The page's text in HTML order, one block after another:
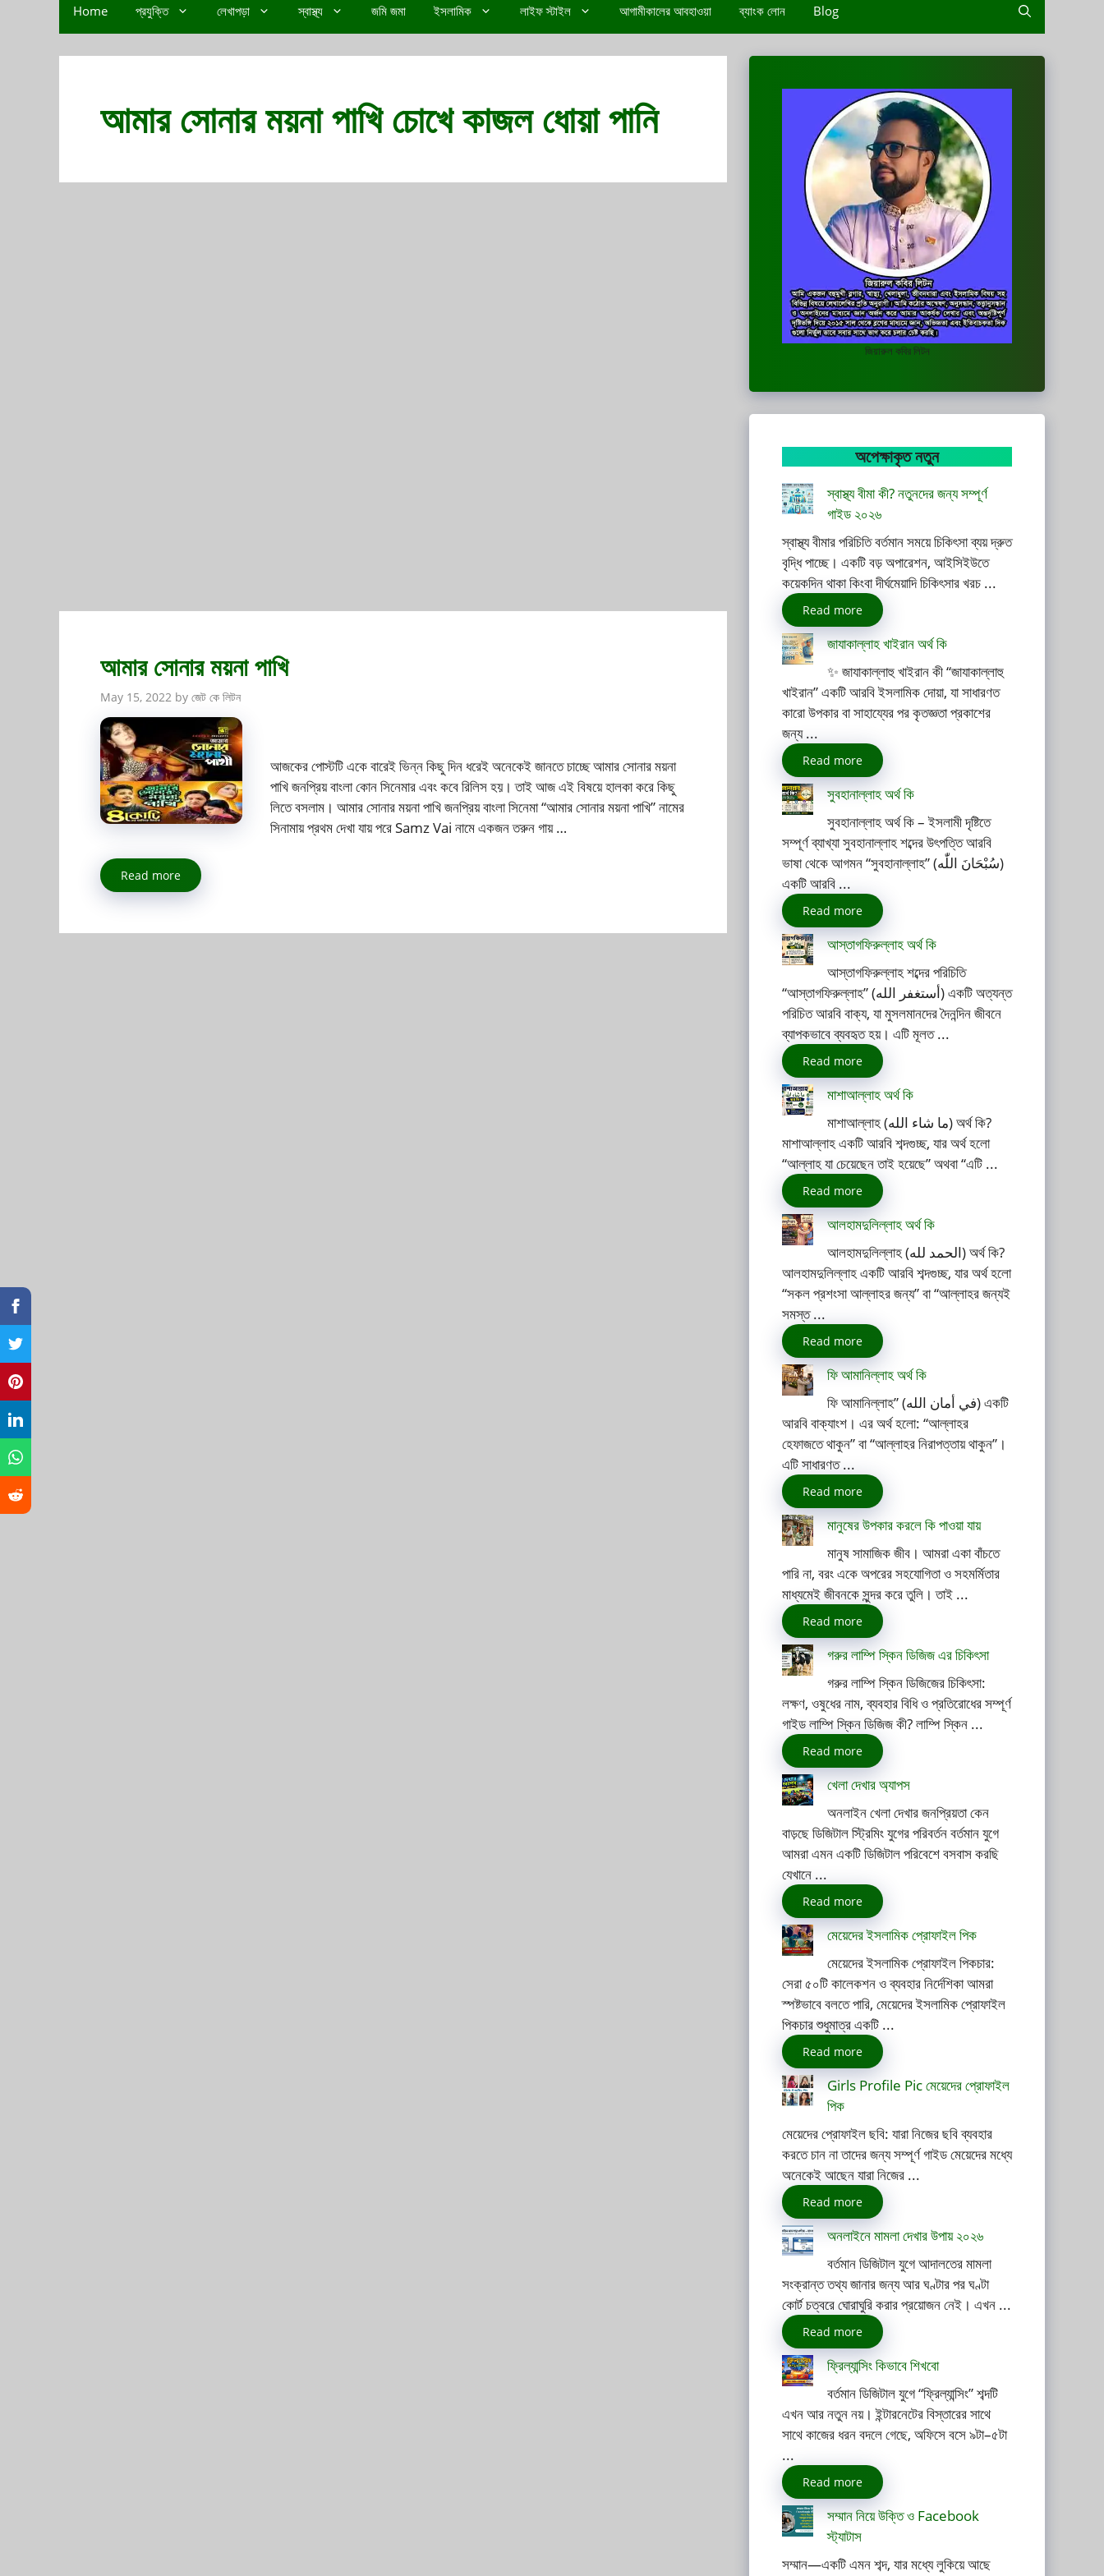
Home প্রযুক্তি লেখাপড়া স্বাস্থ্য জমি জমা ইসলামিক লাইফ স্টাইল আগামীকালের আবহাওয়া ব্যাংক লোন Blog
আমার সোনার ময়না পাখি চোখে কাজল ধোয়া পানি
আমার সোনার ময়না পাখি
May 15, 2022 by জেট কে লিটন
আজকের পোস্টটি একে বারেই ভিন্ন কিছু দিন ধরেই অনেকেই জানতে চাচ্ছে আমার সোনার ময়না
পাখি জনপ্রিয় বাংলা কোন সিনেমার এবং কবে রিলিস হয়। তাই আজ এই বিষয়ে হালকা করে কিছু
লিতে বসলাম। আমার সোনার ময়না পাখি জনপ্রিয় বাংলা সিনেমা “আমার সোনার ময়না পাখি” নামের
সিনামায় প্রথম দেখা যায় পরে Samz Vai নামে একজন তরুন গায় …
Read more
জিয়ারুল কবির লিটন
অপেক্ষাকৃত নতুন
স্বাস্থ্য বীমা কী? নতুনদের জন্য সম্পূর্ণ
গাইড ২০২৬
স্বাস্থ্য বীমার পরিচিতি বর্তমান সময়ে চিকিৎসা ব্যয় দ্রুত
বৃদ্ধি পাচ্ছে। একটি বড় অপারেশন, আইসিইউতে
কয়েকদিন থাকা কিংবা দীর্ঘমেয়াদি চিকিৎসার খরচ ...
Read more
জাযাকাল্লাহ খাইরান অর্থ কি
✨ জাযাকাল্লাহু খাইরান কী “জাযাকাল্লাহু
খাইরান” একটি আরবি ইসলামিক দোয়া, যা সাধারণত
কারো উপকার বা সাহায্যের পর কৃতজ্ঞতা প্রকাশের
জন্য ...
Read more
সুবহানাল্লাহ অর্থ কি
সুবহানাল্লাহ অর্থ কি – ইসলামী দৃষ্টিতে
সম্পূর্ণ ব্যাখ্যা সুবহানাল্লাহ শব্দের উৎপত্তি আরবি
ভাষা থেকে আগমন “সুবহানাল্লাহ” (سُبْحَانَ اللّٰه)
একটি আরবি ...
Read more
আস্তাগফিরুল্লাহ অর্থ কি
আস্তাগফিরুল্লাহ শব্দের পরিচিতি
“আস্তাগফিরুল্লাহ” (أستغفر الله) একটি অত্যন্ত
পরিচিত আরবি বাক্য, যা মুসলমানদের দৈনন্দিন জীবনে
ব্যাপকভাবে ব্যবহৃত হয়। এটি মূলত ...
Read more
মাশাআল্লাহ অর্থ কি
মাশাআল্লাহ (ما شاء الله) অর্থ কি?
মাশাআল্লাহ একটি আরবি শব্দগুচ্ছ, যার অর্থ হলো
“আল্লাহ যা চেয়েছেন তাই হয়েছে” অথবা “এটি ...
Read more
আলহামদুলিল্লাহ অর্থ কি
আলহামদুলিল্লাহ (الحمد لله) অর্থ কি?
আলহামদুলিল্লাহ একটি আরবি শব্দগুচ্ছ, যার অর্থ হলো
“সকল প্রশংসা আল্লাহর জন্য” বা “আল্লাহর জন্যই
সমস্ত ...
Read more
ফি আমানিল্লাহ অর্থ কি
ফি আমানিল্লাহ” (في أمان الله) একটি
আরবি বাক্যাংশ। এর অর্থ হলো: “আল্লাহর
হেফাজতে থাকুন” বা “আল্লাহর নিরাপত্তায় থাকুন”।
এটি সাধারণত ...
Read more
মানুষের উপকার করলে কি পাওয়া যায়
মানুষ সামাজিক জীব। আমরা একা বাঁচতে
পারি না, বরং একে অপরের সহযোগিতা ও সহমর্মিতার
মাধ্যমেই জীবনকে সুন্দর করে তুলি। তাই ...
Read more
গরুর লাম্পি স্কিন ডিজিজ এর চিকিৎসা
গরুর লাম্পি স্কিন ডিজিজের চিকিৎসা:
লক্ষণ, ওষুধের নাম, ব্যবহার বিধি ও প্রতিরোধের সম্পূর্ণ
গাইড লাম্পি স্কিন ডিজিজ কী? লাম্পি স্কিন ...
Read more
খেলা দেখার অ্যাপস
অনলাইন খেলা দেখার জনপ্রিয়তা কেন
বাড়ছে ডিজিটাল স্ট্রিমিং যুগের পরিবর্তন বর্তমান যুগে
আমরা এমন একটি ডিজিটাল পরিবেশে বসবাস করছি
যেখানে ...
Read more
মেয়েদের ইসলামিক প্রোফাইল পিক
মেয়েদের ইসলামিক প্রোফাইল পিকচার:
সেরা ৫০টি কালেকশন ও ব্যবহার নির্দেশিকা আমরা
স্পষ্টভাবে বলতে পারি, মেয়েদের ইসলামিক প্রোফাইল
পিকচার শুধুমাত্র একটি ...
Read more
Girls Profile Pic মেয়েদের প্রোফাইল
পিক
মেয়েদের প্রোফাইল ছবি: যারা নিজের ছবি ব্যবহার
করতে চান না তাদের জন্য সম্পূর্ণ গাইড মেয়েদের মধ্যে
অনেকেই আছেন যারা নিজের ...
Read more
অনলাইনে মামলা দেখার উপায় ২০২৬
বর্তমান ডিজিটাল যুগে আদালতের মামলা
সংক্রান্ত তথ্য জানার জন্য আর ঘণ্টার পর ঘণ্টা
কোর্ট চত্বরে ঘোরাঘুরি করার প্রয়োজন নেই। এখন ...
Read more
ফ্রিল্যান্সিং কিভাবে শিখবো
বর্তমান ডিজিটাল যুগে “ফ্রিল্যান্সিং” শব্দটি
এখন আর নতুন নয়। ইন্টারনেটের বিস্তারের সাথে
সাথে কাজের ধরন বদলে গেছে, অফিসে বসে ৯টা–৫টা
...
Read more
সম্মান নিয়ে উক্তি ও Facebook
স্ট্যাটাস
সম্মান—একটি এমন শব্দ, যার মধ্যে লুকিয়ে আছে